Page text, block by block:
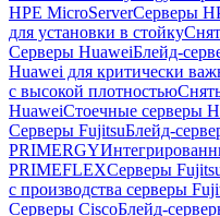
HPE MicroServerСерверы
для установки в стойку
Серверы HuaweiБлейд-
Huawei для критически
с высокой плотностью
HuaweiСтоечные серверы
Серверы FujitsuБлейд-
PRIMERGY
PRIMEFLEXСерверы
с производства серверы
Серверы CiscoБлейд-